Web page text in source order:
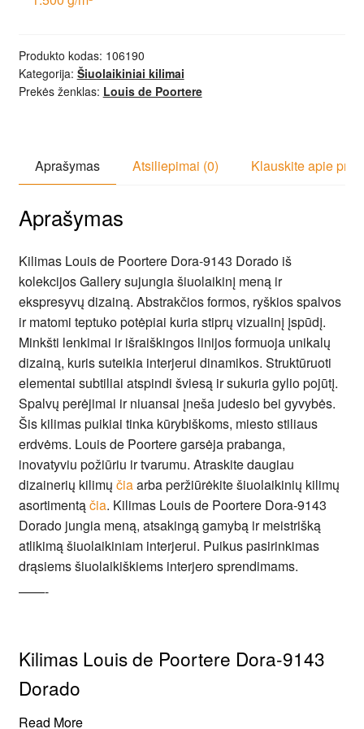
Produkto kodas: 106190
Kategorija: Šiuolaikiniai kilimai
Prekės ženklas: Louis de Poortere
Aprašymas Atsiliepimai (0) Klauskite apie
Aprašymas
Kilimas Louis de Poortere Dora-9143 Dorado iš
kolekcijos Gallery sujungia šiuolaikinį meną ir
ekspresyvų dizainą. Abstrakčios formos, ryškios spalvos
ir matomi teptuko potėpiai kuria stiprų vizualinį įspūdį.
Minkšti lenkimai ir išraiškingos linijos formuoja unikalų
dizainą, kuris suteikia interjerui dinamikos. Struktūruoti
elementai subtiliai atspindi šviesą ir sukuria gylio pojūtį.
Spalvų perėjimai ir niuansai įneša judesio bei gyvybės.
Šis kilimas puikiai tinka kūrybiškoms, miesto stiliaus
erdvėms. Louis de Poortere garsėja prabanga,
inovatyviu požiūriu ir tvarumu. Atraskite daugiau
dizainerių kilimų čiaarba peržiūrėkite šiuolaikinių kilimų
asortimentąčia. Kilimas Louis de Poortere Dora-9143
Dorado jungia meną, atsakingą gamybą ir meistrišką
atlikimą šiuolaikiniam interjerui. Puikus pasirinkimas
drąsiems šiuolaikiškiems interjero sprendimams.
——-
Kilimas Louis de Poortere Dora-9143
Dorado
Read More